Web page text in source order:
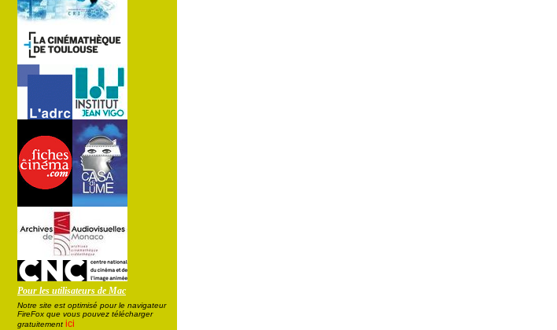
Pour les utilisateurs de Mac
Notre site est optimisé pour le navigateur
FireFox que vous pouvez télécharger
gratuitement ici